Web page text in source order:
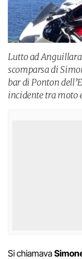
Lutto ad
scomparsa di
bar di Ponton
incidente tra moto
Si chiamava